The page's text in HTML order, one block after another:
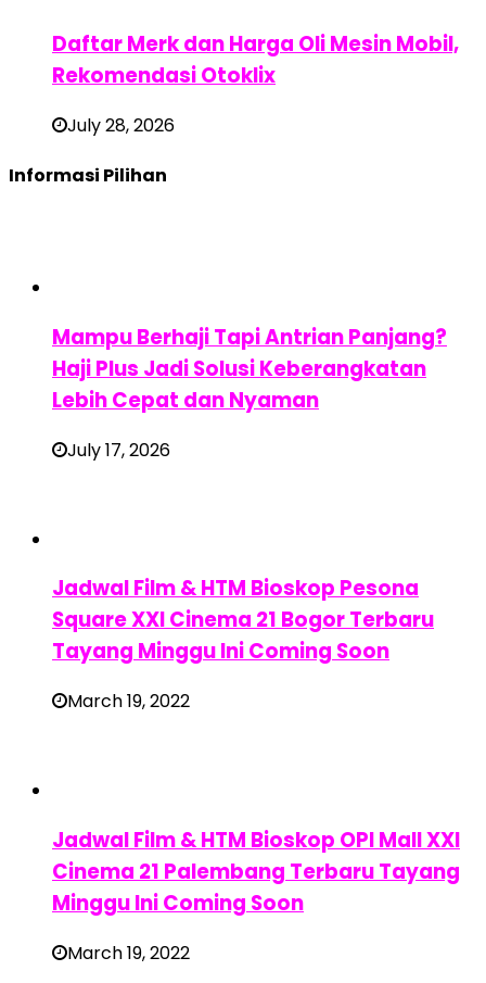
Daftar Merk dan Harga Oli Mesin Mobil,
Rekomendasi Otoklix
July 28, 2026
Informasi Pilihan
Mampu Berhaji Tapi Antrian Panjang?
Haji Plus Jadi Solusi Keberangkatan
Lebih Cepat dan Nyaman
July 17, 2026
Jadwal Film & HTM Bioskop Pesona
Square XXI Cinema 21 Bogor Terbaru
Tayang Minggu Ini Coming Soon
March 19, 2022
Jadwal Film & HTM Bioskop OPI Mall XXI
Cinema 21 Palembang Terbaru Tayang
Minggu Ini Coming Soon
March 19, 2022